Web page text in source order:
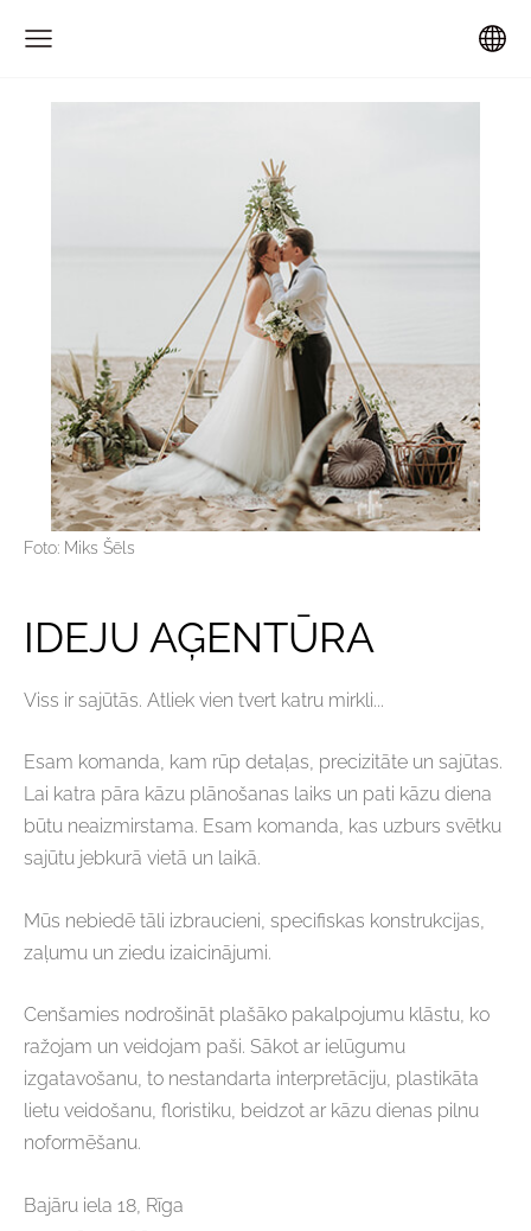
Foto: Miks Šēls
IDEJU AĢENTŪRA
Viss ir sajūtās. Atliek vien tvert katru mirkli...
Esam komanda, kam rūp detaļas, precizitāte un sajūtas.
Lai katra pāra kāzu plānošanas laiks un pati kāzu diena
būtu neaizmirstama. Esam komanda, kas uzburs svētku
sajūtu jebkurā vietā un laikā.
Mūs nebiedē tāli izbraucieni, specifiskas konstrukcijas,
zaļumu un ziedu izaicinājumi.
Cenšamies nodrošināt plašāko pakalpojumu klāstu, ko
ražojam un veidojam paši. Sākot ar ielūgumu
izgatavošanu, to nestandarta interpretāciju, plastikāta
lietu veidošanu, floristiku, beidzot ar kāzu dienas pilnu
noformēšanu.
Bajāru iela 18, Rīga